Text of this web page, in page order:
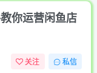
你运营闲鱼店
关注 私信